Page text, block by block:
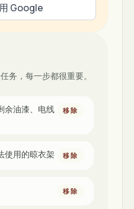
Google
务，每一步都很重要。
余油漆、电线
移除
使用的晾衣架 移除
移除